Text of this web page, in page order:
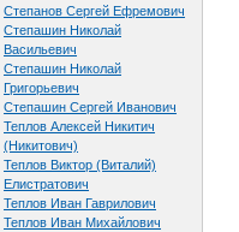
Степанов Сергей Ефремович
Степашин Николай
Васильевич
Степашин Николай
Григорьевич
Степашин Сергей Иванович
Теплов Алексей Никитич
(Никитович)
Теплов Виктор (Виталий)
Елистратович
Теплов Иван Гаврилович
Теплов Иван Михайлович